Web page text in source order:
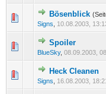
Bösenblick
Signs
10.08.2003,
0
Spoiler
BlueSky, 08.09.2003,
0
Heck Cleanen
Signs 16.08.2003,
0